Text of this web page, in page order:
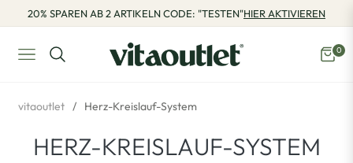
20% SPAREN AB 2 ARTIKELN CODE: "TESTEN"HIER AKTIVIEREN
Navigation
0
vitaoutlet / Herz-Kreislauf-System
HERZ-KREISLAUF-SYSTEM